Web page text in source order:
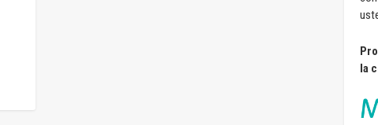
la